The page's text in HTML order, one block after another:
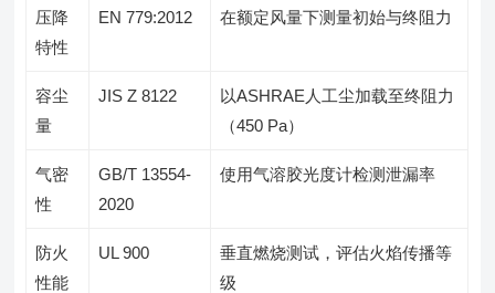
压降
特性
EN 779:2012 在额定风量下测量初始与终阻力
容尘
量
JIS Z 8122
以ASHRAE人工尘加载至终阻力
（450 Pa）
气密
性
GB/T 13554-
2020
使用气溶胶光度计检测泄漏率
防火
性能
UL 900
垂直燃烧测试，评估火焰传播等
级